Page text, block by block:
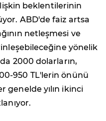
beklentilerinin
ABD'de faiz artsa
netleşmesi ve
yönelik
2000 dolarların,
950 TL'lerin önünü
genelde yılın ikinci